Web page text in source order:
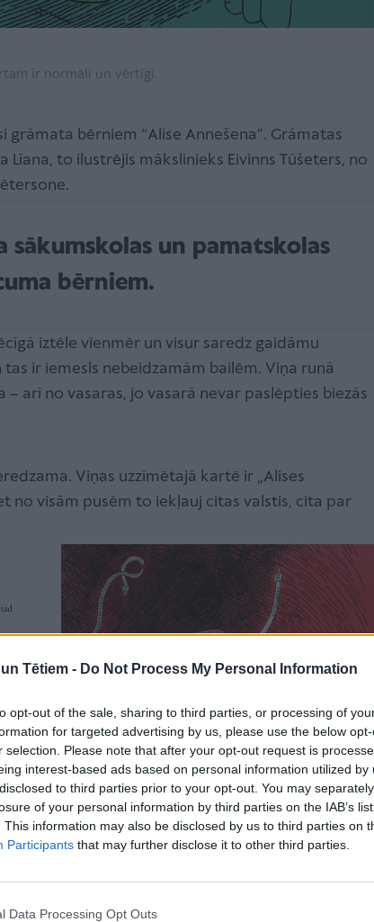
Tētiem - Do Not Process My Personal Information
opt-out of the sale, sharing to third parties, or processing of
for targeted advertising by us, please use the below
selection. Please note that after your opt-out request is
interest-based ads based on personal information utilized by
to third parties prior to your opt-out. You may
of your personal information by third parties on the IAB’s
This information may also be disclosed by us to third parties on
Participants that may further disclose it to other third parties.
Data Processing Opt Outs
ir normāli un vērtīgi.
grāmata bērniem “Alise Annešena”. Grāmatas
to ilustrējis mākslinieks Eivinns Tūšeters, no
sākumskolas un pamatskolas
bērniem.
iztēle vienmēr un visur saredz gaidāmu
ir iemesls nebeidzamām bailēm. Viņa runā
– arī no vasaras, jo vasarā nevar paslēpties biezās
Viņas uzzīmētajā kartē ir „Alises
no visām pusēm to iekļauj citas valstis, cita par